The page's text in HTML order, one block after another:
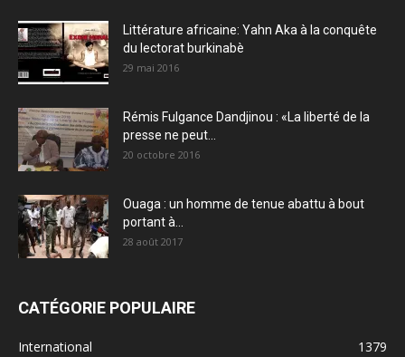
Littérature africaine: Yahn Aka à la conquête
du lectorat burkinabè
29 mai 2016
Rémis Fulgance Dandjinou : «La liberté de la
presse ne peut...
20 octobre 2016
Ouaga : un homme de tenue abattu à bout
portant à...
28 août 2017
CATÉGORIE POPULAIRE
International
1379